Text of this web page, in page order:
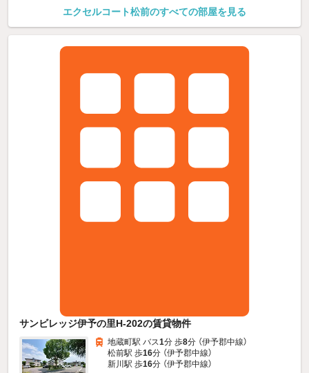
エクセルコート松前のすべての部屋を見る
サンビレッジ伊予の里H-202の賃貸物件
地蔵町駅 バス1分 歩8分 （伊予郡中線）
松前駅 歩16分 （伊予郡中線）
新川駅 歩16分 （伊予郡中線）